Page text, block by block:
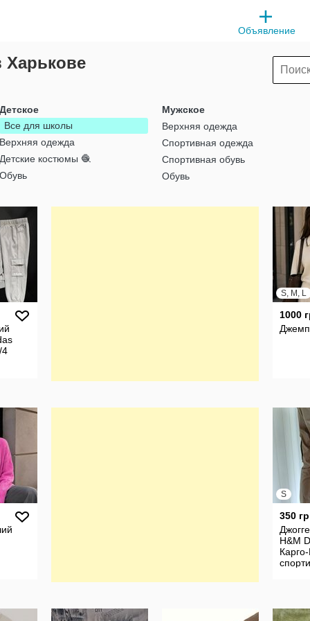
Объявление
Харькове
Детское
Все для школы
Верхняя одежда
Детские костюмы 🧶
Обувь
Мужское
Верхняя одежда
Спортивная одежда
Спортивная обувь
Обувь
4
S, M, L
1000
S
350
H&M